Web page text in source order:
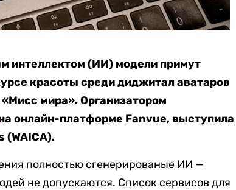
интеллектом (ИИ) модели примут
красоты среди диджитал аватаров
мира». Организатором
онлайн-платформе Fanvue, выступила
(WAICA).
полностью сгенерированые ИИ —
не допускаются. Список сервисов для